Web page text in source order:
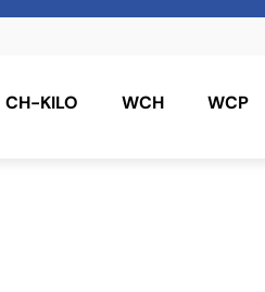
CH-KILO WCH WCP